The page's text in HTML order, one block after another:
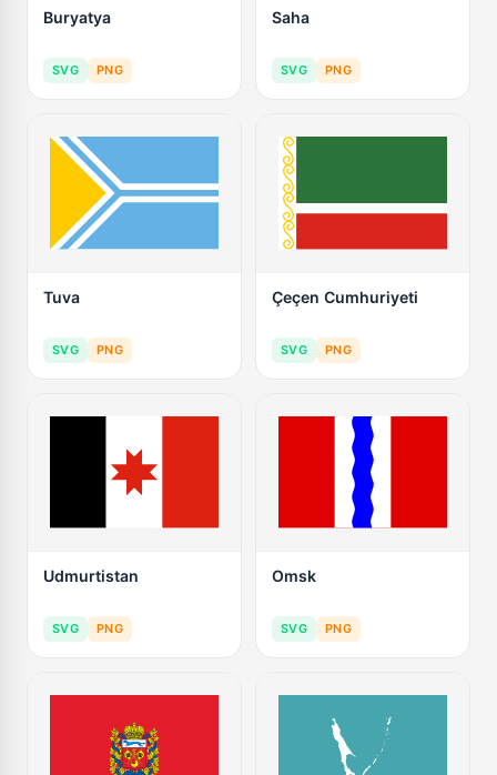
Buryatya
SVG PNG
Saha
SVG PNG
Tuva
SVG PNG
Çeçen Cumhuriyeti
SVG PNG
Udmurtistan
SVG PNG
Omsk
SVG PNG